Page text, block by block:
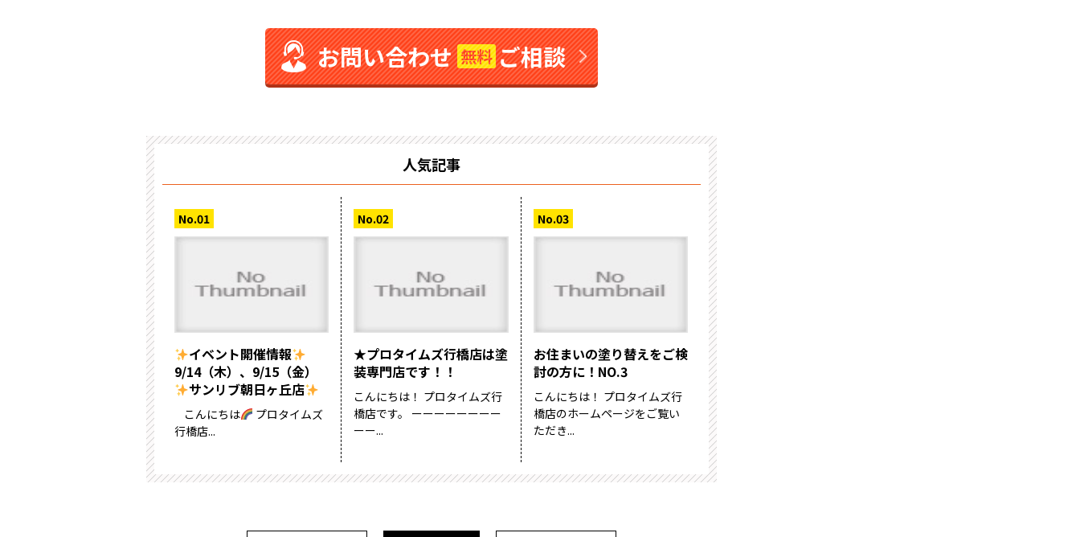
お問い合わせ無料 ご相談
人気記事
イベント開催情報
9/14（木）、9/15（金）
サンリブ朝日ヶ丘店
こんにちは
プロタイムズ
行橋店...
★プロタイムズ行橋店は塗
装専門店です！！
こんにちは！ プロタイムズ行
橋店です。 ーーーーーーーー
ーー...
お住まいの塗り替えをご検
討の方に！NO.3
こんにちは！ プロタイムズ行
橋店のホームページをご覧い
ただき...